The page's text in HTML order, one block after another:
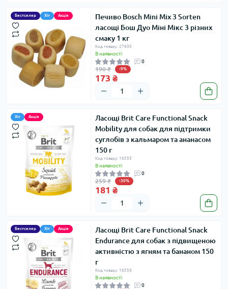
Бестселер Хіт Акція
Печиво Bosch Mini Mix 3 Sorten
ласощі Бош Дуо Міні Мікс 3 різних
смаку 1 кг
Код товару: 27600
В наявності
0
190 ₴ -9%
173 ₴
Хіт Акція
Ласощі Brit Care Functional Snack
Mobility для собак для підтримки
суглобів з кальмаром та ананасом
150 г
Код товару: 16555
В наявності
0
259 ₴ -30%
181 ₴
Бестселер Хіт Акція
Ласощі Brit Care Functional Snack
Endurance для собак з підвищеною
активністю з ягням та бананом 150
г
Код товару: 16556
В наявності
0